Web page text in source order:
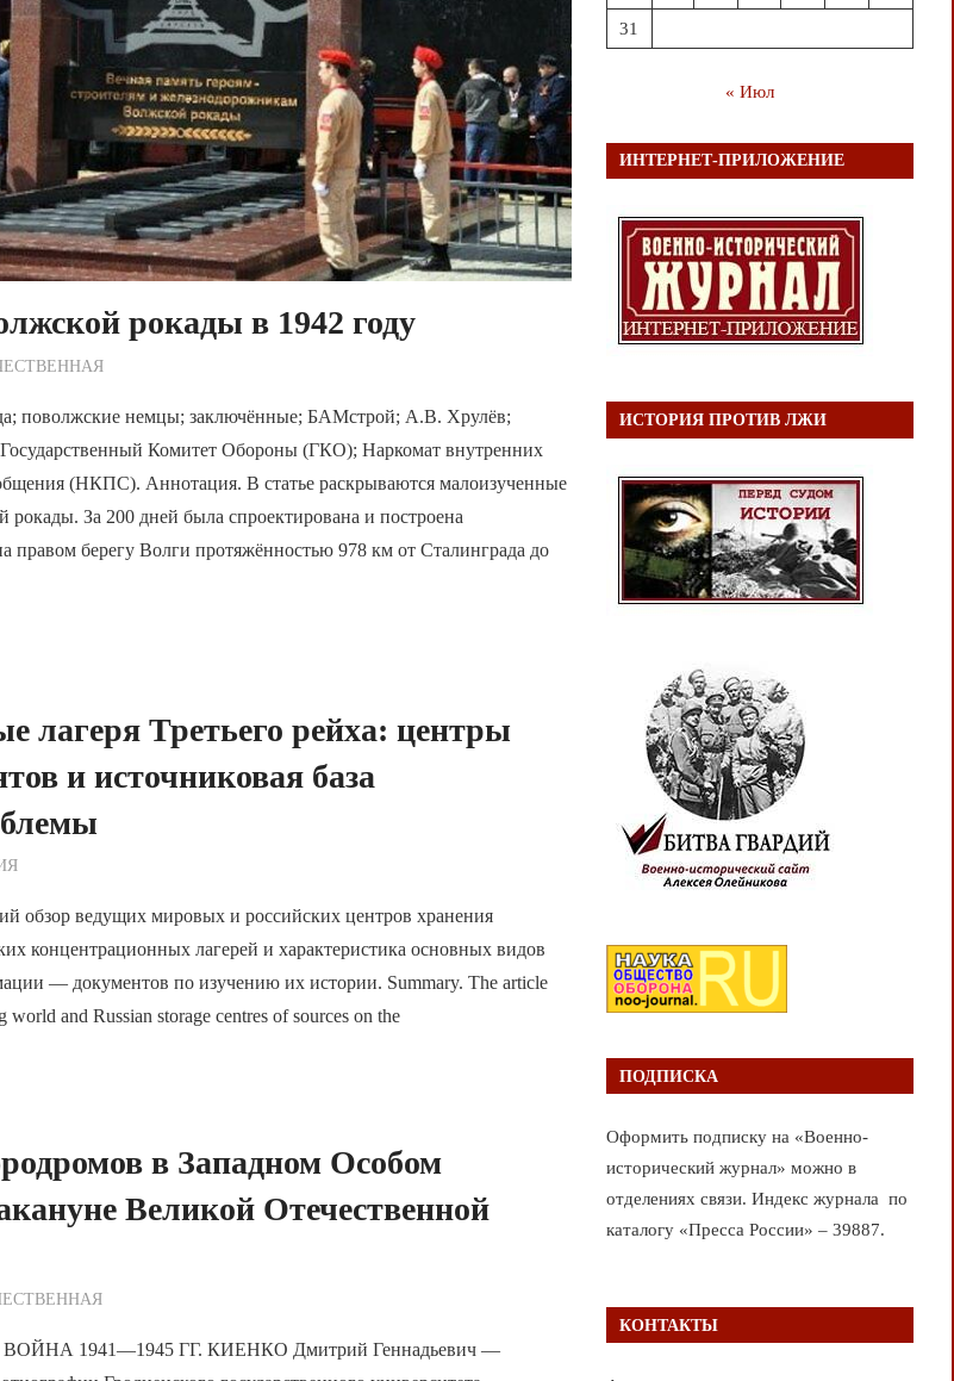
рокады в 1942 году
поволжские немцы; заключённые; БАМстрой; А.В. Хрулёв;
Комитет Обороны (ГКО); Наркомат внутренних
(НКПС). Аннотация. В статье раскрываются малоизученные
рокады. За 200 дней была спроектирована и построена
правом берегу Волги протяжённостью 978 км от Сталинграда до
лагеря Третьего рейха: центры
и источниковая база
обзор ведущих мировых и российских центров хранения
концентрационных лагерей и характеристика основных видов
— документов по изучению их истории. Summary. The article
and Russian storage centres of sources on the
в Западном Особом
Великой Отечественной
1941—1945 ГГ. КИЕНКО Дмитрий Геннадьевич —
31
« Июл
ИНТЕРНЕТ-ПРИЛОЖЕНИЕ
ИСТОРИЯ ПРОТИВ ЛЖИ
ПОДПИСКА
Оформить подписку на «Военно-
исторический журнал» можно в
отделениях связи. Индекс журнала по
каталогу «Пресса России» – 39887.
КОНТАКТЫ